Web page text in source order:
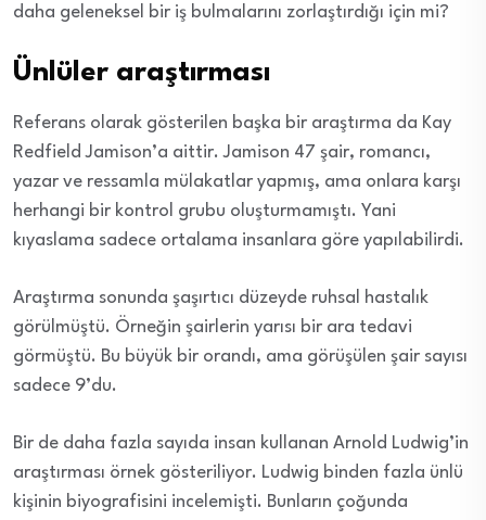
daha geleneksel bir iş bulmalarını zorlaştırdığı için mi?
Ünlüler araştırması
Referans olarak gösterilen başka bir araştırma da Kay
Redfield Jamison’a aittir. Jamison 47 şair, romancı,
yazar ve ressamla mülakatlar yapmış, ama onlara karşı
herhangi bir kontrol grubu oluşturmamıştı. Yani
kıyaslama sadece ortalama insanlara göre yapılabilirdi.
Araştırma sonunda şaşırtıcı düzeyde ruhsal hastalık
görülmüştü. Örneğin şairlerin yarısı bir ara tedavi
görmüştü. Bu büyük bir orandı, ama görüşülen şair sayısı
sadece 9’du.
Bir de daha fazla sayıda insan kullanan Arnold Ludwig’in
araştırması örnek gösteriliyor. Ludwig binden fazla ünlü
kişinin biyografisini incelemişti. Bunların çoğunda